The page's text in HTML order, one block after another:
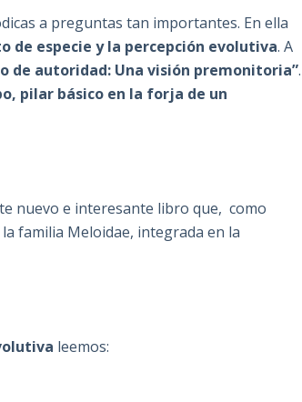
a preguntas tan importantes. En ella
de especie y la percepción evolutiva. A
de autoridad: Una visión premonitoria”.
pilar básico en la forja de un
nuevo e interesante libro que, como
familia Meloidae, integrada en la
leemos: